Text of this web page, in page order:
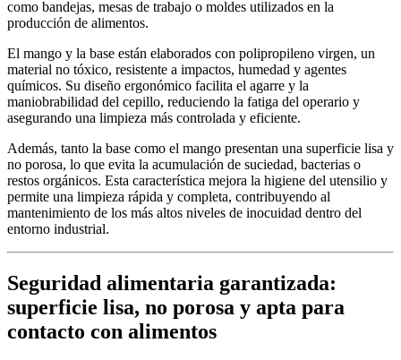
como bandejas, mesas de trabajo o moldes utilizados en la
producción de alimentos.
El mango y la base están elaborados con polipropileno virgen, un
material no tóxico, resistente a impactos, humedad y agentes
químicos. Su diseño ergonómico facilita el agarre y la
maniobrabilidad del cepillo, reduciendo la fatiga del operario y
asegurando una limpieza más controlada y eficiente.
Además, tanto la base como el mango presentan una superficie lisa y
no porosa, lo que evita la acumulación de suciedad, bacterias o
restos orgánicos. Esta característica mejora la higiene del utensilio y
permite una limpieza rápida y completa, contribuyendo al
mantenimiento de los más altos niveles de inocuidad dentro del
entorno industrial.
Seguridad alimentaria garantizada:
superficie lisa, no porosa y apta para
contacto con alimentos